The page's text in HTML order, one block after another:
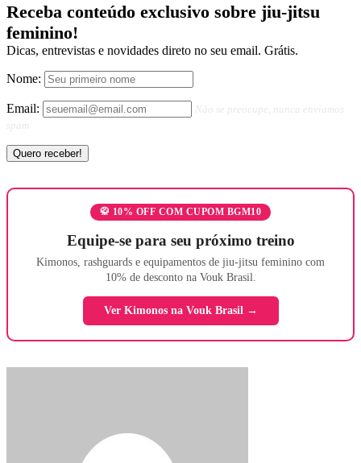
Receba conteúdo exclusivo sobre jiu-jitsu
feminino!
Dicas, entrevistas e novidades direto no seu email. Grátis.
Nome:
Email:
Não se preocupe, nunca enviamos
spam
🥋 10% OFF COM CUPOM BGM10
Equipe-se para seu próximo treino
Kimonos, rashguards e equipamentos de jiu-jitsu feminino com
10% de desconto na Vouk Brasil.
Ver Kimonos na Vouk Brasil →